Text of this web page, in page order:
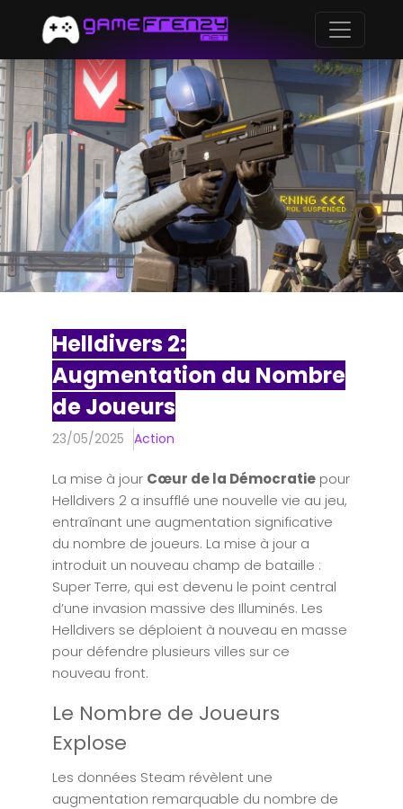
Helldivers 2:
Augmentation du Nombre
de Joueurs
23/05/2025 Action
La mise à jour Cœur de la Démocratie pour
Helldivers 2 a insufflé une nouvelle vie au jeu,
entraînant une augmentation significative
du nombre de joueurs. La mise à jour a
introduit un nouveau champ de bataille :
Super Terre, qui est devenu le point central
d’une invasion massive des Illuminés. Les
Helldivers se déploient à nouveau en masse
pour défendre plusieurs villes sur ce
nouveau front.
Le Nombre de Joueurs
Explose
Les données Steam révèlent une
augmentation remarquable du nombre de